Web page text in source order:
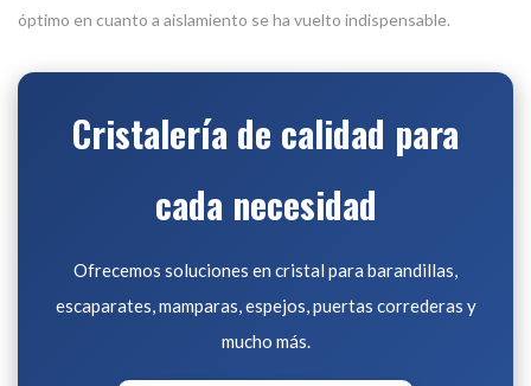
óptimo en cuanto a aislamiento se ha vuelto indispensable.
Cristalería de calidad para
cada necesidad
Ofrecemos soluciones en cristal para barandillas,
escaparates, mamparas, espejos, puertas correderas y
mucho más.